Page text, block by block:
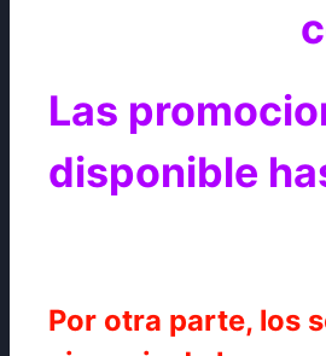
Las
disponible
Por otra parte, los